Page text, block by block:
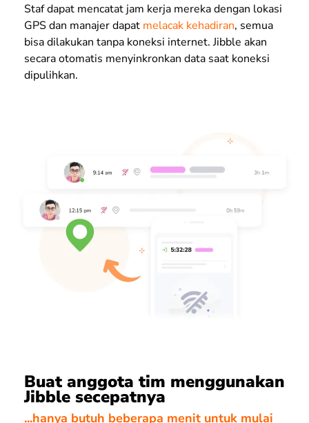
Staf dapat mencatat jam kerja mereka dengan lokasi
GPS dan manajer dapat melacak kehadiran, semua
bisa dilakukan tanpa koneksi internet. Jibble akan
secara otomatis menyinkronkan data saat koneksi
dipulihkan.
Buat anggota tim menggunakan
Jibble secepatnya
...hanya butuh beberapa menit untuk mulai